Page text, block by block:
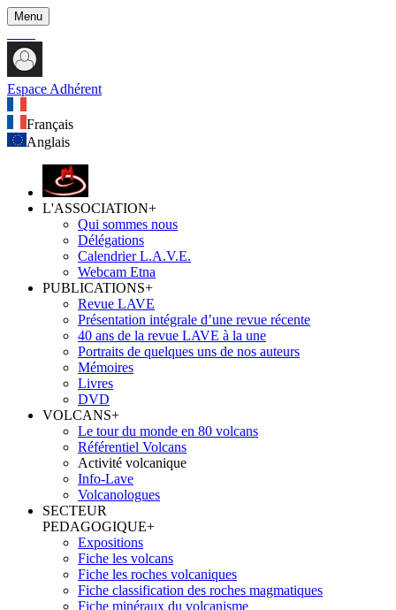
Menu
Espace Adhérent
Français
Anglais
L'ASSOCIATION+
Qui sommes nous
Délégations
Calendrier L.A.V.E.
Webcam Etna
PUBLICATIONS+
Revue LAVE
Présentation intégrale d’une revue récente
40 ans de la revue LAVE à la une
Portraits de quelques uns de nos auteurs
Mémoires
Livres
DVD
VOLCANS+
Le tour du monde en 80 volcans
Référentiel Volcans
Activité volcanique
Info-Lave
Volcanologues
SECTEUR
PEDAGOGIQUE+
Expositions
Fiche les volcans
Fiche les roches volcaniques
Fiche classification des roches magmatiques
Fiche minéraux du volcanisme